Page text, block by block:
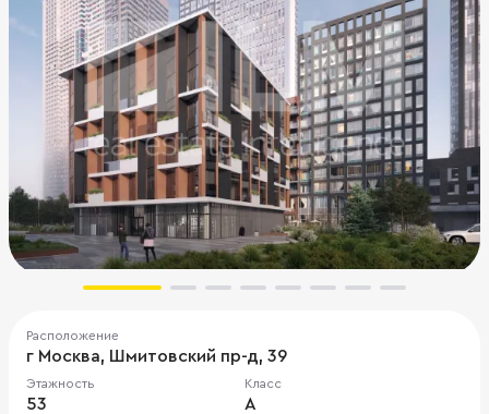
Расположение
г Москва, Шмитовский пр-д, 39
Этажность
53
Класс
A